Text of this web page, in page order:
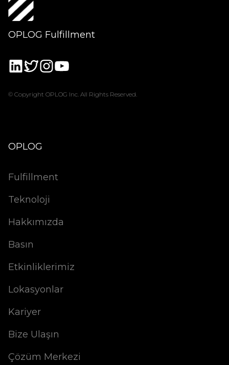
OPLOG Fulfillment
© Copyright OPLOG Inc. All Rights Reserved.
OPLOG
Fulfillment
Teknoloji
Hakkımızda
Basın
Etkinliklerimiz
Lokasyonlar
Kariyer
Bize Ulaşın
Çözüm Merkezi